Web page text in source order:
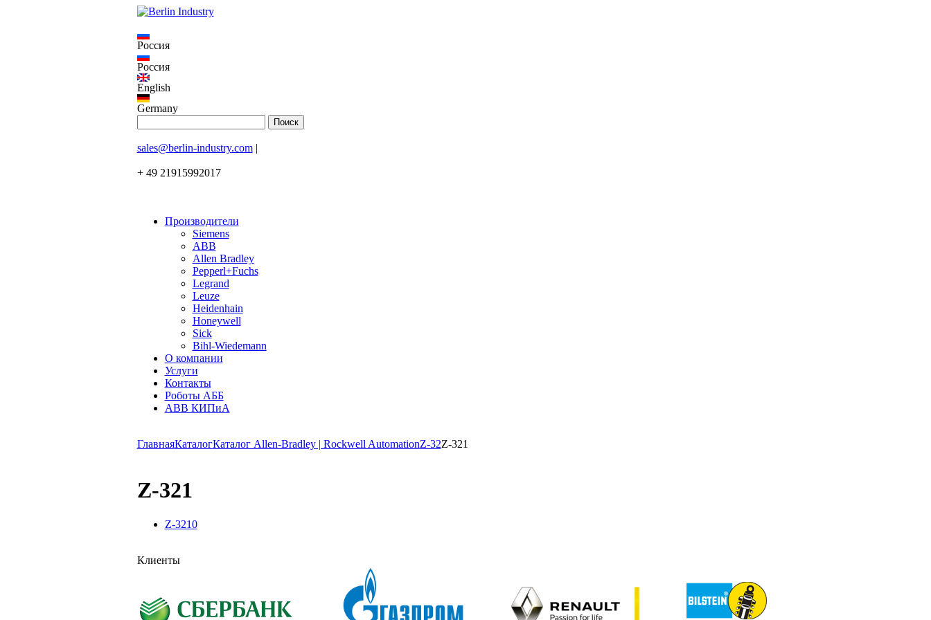
Россия
Россия
English
Germany
sales@berlin-industry.com|
+ 49 21915992017
Производители
Siemens
ABB
Allen Bradley
Pepperl+Fuchs
Legrand
Leuze
Heidenhain
Honeywell
Sick
Bihl-Wiedemann
О компании
Услуги
Контакты
Роботы АББ
ABB КИПиА
ГлавнаяКаталогКаталог Allen-Bradley | Rockwell AutomationZ-32Z-321
Z-321
Z-3210
Клиенты